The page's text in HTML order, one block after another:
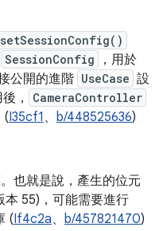
SessionConfig ，用於
公開的進階 UseCase 設
， CameraController
(I35cf1 、 b/448525636)
也就是說，產生的位元
本 55)，可能需要進行
(If4c2a、 b/457821470)